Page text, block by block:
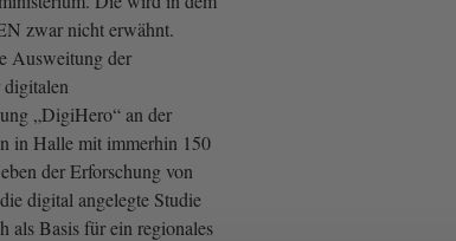
zwar nicht erwähnt.
Ausweitung der
„DigiHero“ an der
in Halle mit immerhin 150
der Erforschung von
digital angelegte Studie
als Basis für ein regionales